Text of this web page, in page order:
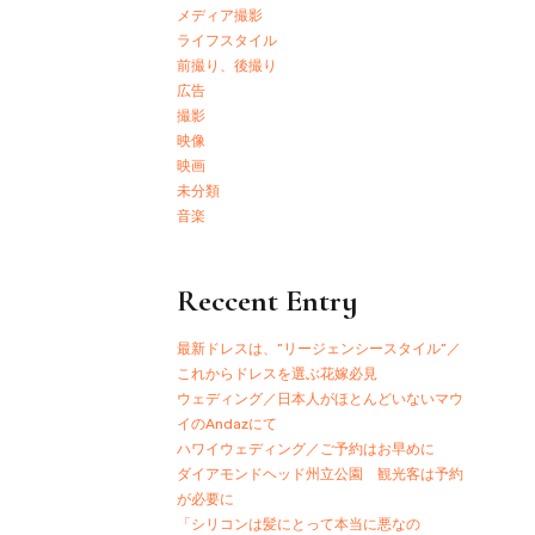
メディア撮影
ライフスタイル
前撮り、後撮り
広告
撮影
映像
映画
未分類
音楽
Reccent Entry
最新ドレスは、”リージェンシースタイル”／
これからドレスを選ぶ花嫁必見
ウェディング／日本人がほとんどいないマウ
イのAndazにて
ハワイウェディング／ご予約はお早めに
ダイアモンドヘッド州立公園 観光客は予約
が必要に
「シリコンは髪にとって本当に悪なの